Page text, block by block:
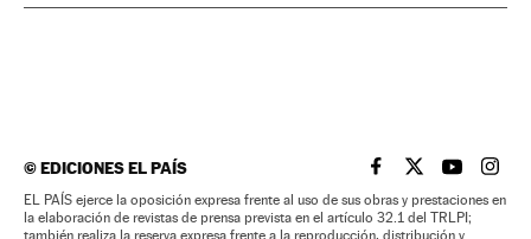
©EDICIONES EL PAÍS EL PAÍS BRASIL EN
EL PAÍSEL PAÍS
EL
EL PAÍS ejerce la oposición expresa frente al uso de sus obras y prestaciones en
la elaboración de revistas de prensa prevista en el artículo 32.1 del TRLPI;
también realiza la reserva expresa frente a la reproducción, distribución y